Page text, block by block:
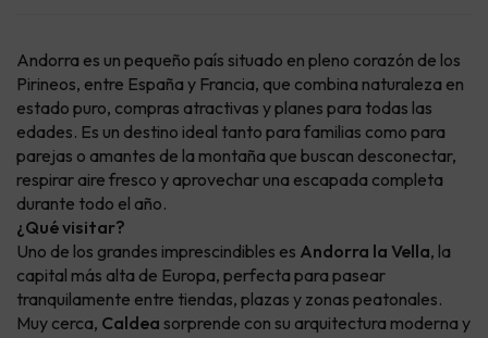
Andorra es un pequeño país situado en pleno corazón de los
Pirineos, entre España y Francia, que combina naturaleza en
estado puro, compras atractivas y planes para todas las
edades. Es un destino ideal tanto para familias como para
parejas o amantes de la montaña que buscan desconectar,
respirar aire fresco y aprovechar una escapada completa
durante todo el año.
¿Qué visitar?
Uno de los grandes imprescindibles es Andorra la Vella, la
capital más alta de Europa, perfecta para pasear
tranquilamente entre tiendas, plazas y zonas peatonales.
Muy cerca, Caldea sorprende con su arquitectura moderna y